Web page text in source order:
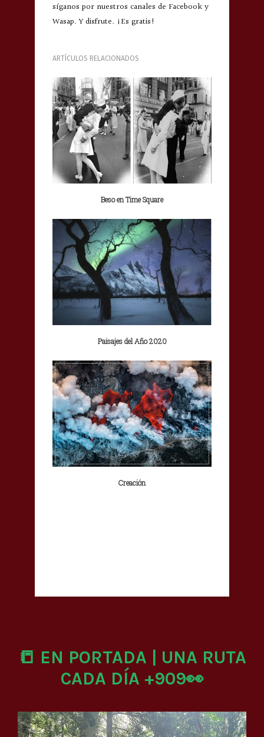
síganos por nuestros canales de Facebook y
Wasap. Y disfrute. ¡Es gratis!
ARTÍCULOS RELACIONADOS
Beso en Time Square
Paisajes del Año 2020
Creación
📒 EN PORTADA | UNA RUTA
CADA DÍA +909👀